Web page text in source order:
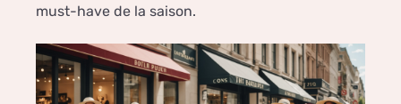
must-have de la saison.